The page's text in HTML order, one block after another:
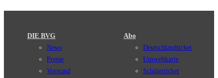
DIE BVG
News
Presse
Vorstand
Abo
Deutschlandticket
Umweltkarte
Schülerticket